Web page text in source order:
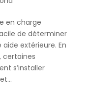
en charge
de déterminer
extérieure. En
s’installer